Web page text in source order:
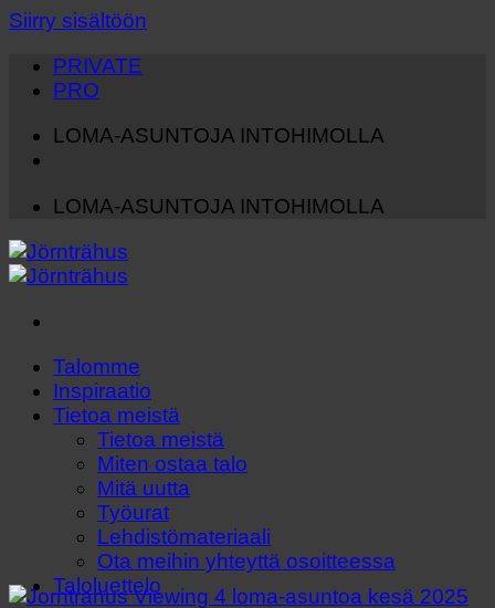
Siirry sisältöön
PRIVATE
PRO
LOMA-ASUNTOJA INTOHIMOLLA
LOMA-ASUNTOJA INTOHIMOLLA
Talomme
Inspiraatio
Tietoa meistä
Tietoa meistä
Miten ostaa talo
Mitä uutta
Työurat
Lehdistömateriaali
Ota meihin yhteyttä osoitteessa
Taloluettelo